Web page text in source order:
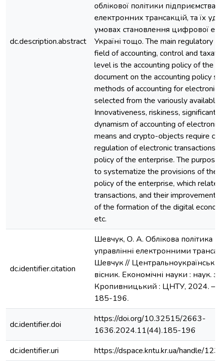
dc.description.abstract
облікової політики підприємства,
електронних трансакцій, та їх
умовах становлення цифрової
Україні тощо. The main regulatory
field of accounting, control and
level is the accounting policy of the
document on the accounting policy
methods of accounting for electronic
selected from the variously
Innovativeness, riskiness, significant
dynamism of accounting of
means and crypto-objects require
regulation of electronic transactions
policy of the enterprise. The
to systematize the provisions of the
policy of the enterprise, which
transactions, and their improvement
of the formation of the digital
etc.
dc.identifier.citation
Шевчук, О. А. Облікова політика
управлінні електронними
Шевчук //
вісник. Економічні науки : наук.
Кропивницький : ЦНТУ, 2024. –
185-196.
dc.identifier.doi
https://doi.org/10.32515/2663-
1636.2024.11(44).185-196
dc.identifier.uri
https://dspace.kntu.kr.ua/handle/